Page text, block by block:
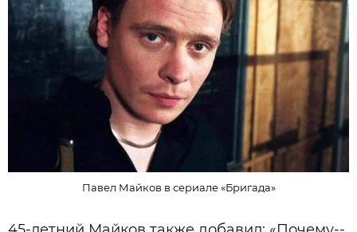
Павел Майков в сериале «Бригада»